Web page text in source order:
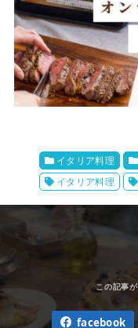
イタリア料理
イタリア料理
facebook